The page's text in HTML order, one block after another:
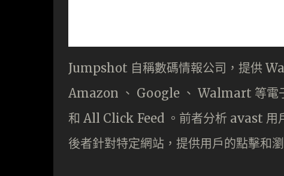
Jumpshot 自稱數碼情報公司，提供
Amazon 、 Google 、 Walmart 等電
和 All Click Feed 。前者分析 avast 用
後者針對特定網站，提供用戶的點擊和